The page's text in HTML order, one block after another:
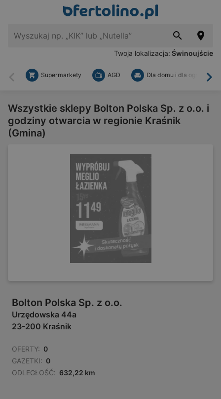
Twoja lokalizacja: Świnoujście
Wstecz
Supermarkety AGD Dla domu i dla ogrodu
Wszystkie sklepy Bolton Polska Sp. z o.o. i
godziny otwarcia w regionie Kraśnik
(Gmina)
Bolton Polska Sp. z o.o.
Urzędowska 44a
23-200 Kraśnik
OFERTY: 0
GAZETKI: 0
ODLEGŁOŚĆ: 632,22 km